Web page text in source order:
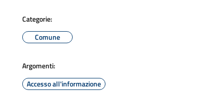
Categorie:
Comune
Argomenti:
Accesso all'informazione